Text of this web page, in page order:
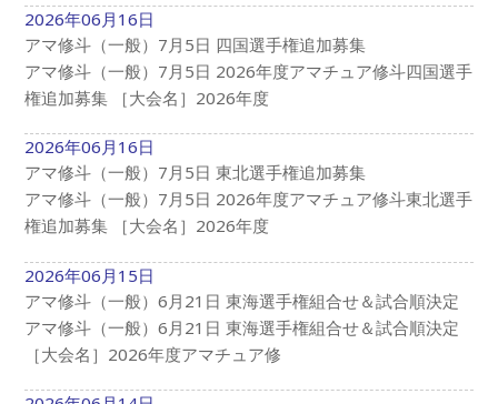
2026年06月16日
アマ修斗（一般）7月5日 四国選手権追加募集
アマ修斗（一般）7月5日 2026年度アマチュア修斗四国選手
権追加募集 ［大会名］2026年度
2026年06月16日
アマ修斗（一般）7月5日 東北選手権追加募集
アマ修斗（一般）7月5日 2026年度アマチュア修斗東北選手
権追加募集 ［大会名］2026年度
2026年06月15日
アマ修斗（一般）6月21日 東海選手権組合せ＆試合順決定
アマ修斗（一般）6月21日 東海選手権組合せ＆試合順決定
［大会名］2026年度アマチュア修